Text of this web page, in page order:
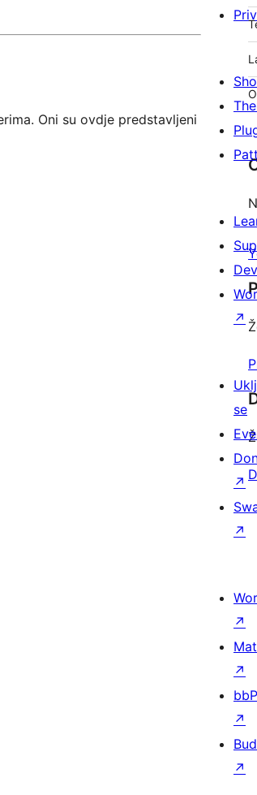
Oni su ovdje predstavljeni
↗
se
↗
↗
↗
↗
↗
↗